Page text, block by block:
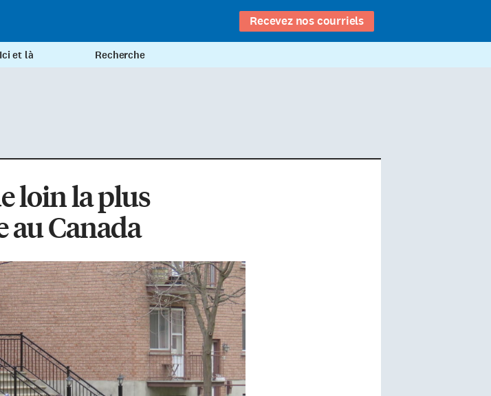
Recevez nos courriels
Ici et là Recherche
loin la plus
au Canada